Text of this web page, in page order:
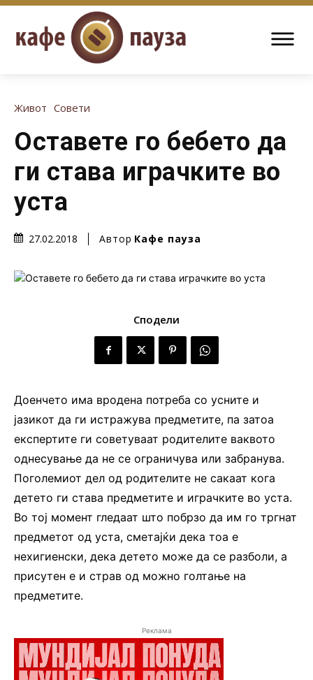
Живот Совети
Оставете го бебето да
ги става играчките во
уста
27.02.2018 Автор Кафе пауза
Сподели
Доенчето има вродена потреба со усните и
јазикот да ги истражува предметите, па затоа
експертите ги советуваат родителите ваквото
однесување да не се ограничува или забранува.
Поголемиот дел од родителите не сакаат кога
детето ги става предметите и играчките во уста.
Во тој момент гледаат што побрзо да им го тргнат
предметот од уста, сметајќи дека тоа е
нехигиенски, дека детето може да се разболи, а
присутен е и страв од можно голтање на
предметите.
Реклама